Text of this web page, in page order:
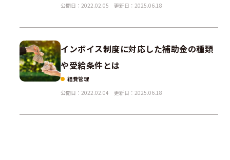
公開日：2022.02.05
更新日：2025.06.18
インボイス制度に対応した補助金の種類
や受給条件とは
経費管理
公開日：2022.02.04
更新日：2025.06.18